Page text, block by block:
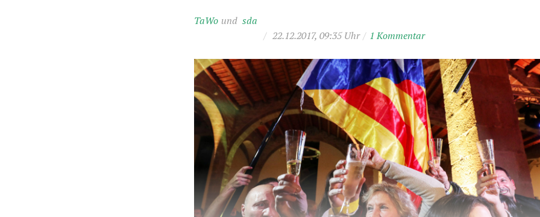
TaWo
sda
/ 22.12.2017, 09:35 Uhr / 1 Kommentar